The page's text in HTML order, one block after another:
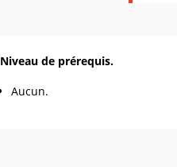
Niveau de prérequis.
Aucun.